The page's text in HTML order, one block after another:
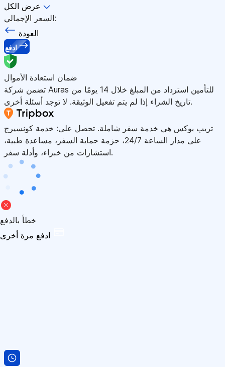
عرض الكل
السعر الإجمالي:
العودة
ادفع
ضمان استعادة الأموال
تضمن شركة Auras للتأمين استرداد من المبلغ خلال 14 يومًا من
تاريخ الشراء إذا لم يتم تفعيل الوثيقة. لا توجد أسئلة أخرى.
تريب بوكس هي خدمة سفر شاملة. تحصل على: خدمة كونسيرج
على مدار الساعة 24/7، حزمة حماية السفر، مساعدة طبية،
استشارات من خبراء، وأدلة سفر.
خطأ بالدفع